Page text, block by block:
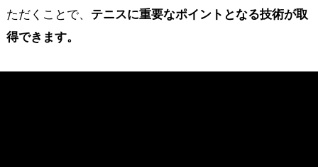
ただくことで、 テニスに重要なポイントとなる技術が取
得できます。